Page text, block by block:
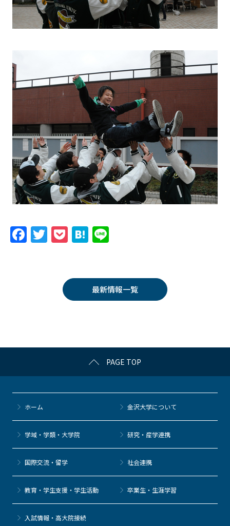
F
k
T
er
P
k
et
H
n
a
最新情報一覧
PAGE TOP
ホーム 金沢大学について
学域・学類・大学院 研究・産学連携
国際交流・留学 社会連携
教育・学生支援・学生活動 卒業生・生涯学習
⼊試情報・高大院接続